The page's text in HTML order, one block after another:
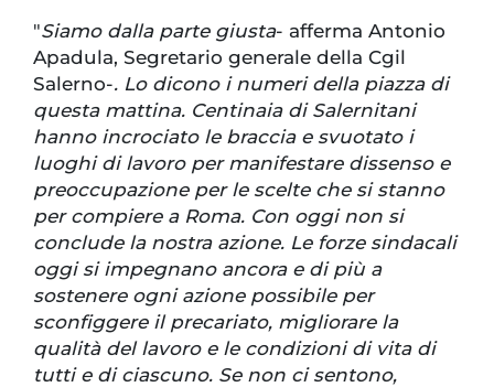
"Siamo dalla parte giusta- afferma Antonio
Apadula, Segretario generale della Cgil
Salerno-. Lo dicono i numeri della piazza di
questa mattina. Centinaia di Salernitani
hanno incrociato le braccia e svuotato i
luoghi di lavoro per manifestare dissenso e
preoccupazione per le scelte che si stanno
per compiere a Roma. Con oggi non si
conclude la nostra azione. Le forze sindacali
oggi si impegnano ancora e di più a
sostenere ogni azione possibile per
sconfiggere il precariato, migliorare la
qualità del lavoro e le condizioni di vita di
tutti e di ciascuno. Se non ci sentono,